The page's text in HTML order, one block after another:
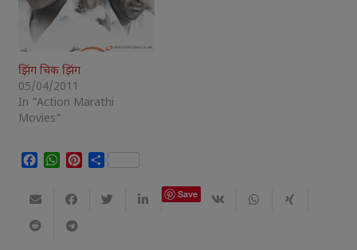
झिंग चिक झिंग
05/04/2011
In "Action Marathi
Movies"
Facebook
WhatsApp
Pinterest
Share
Save